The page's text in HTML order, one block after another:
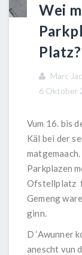
Wei
Platz?
Marc
6 Oktober
Vum 16. bis
Käl bei der
Parkplazen
Ofstellplatz
Gemeng
ginn.
D ‘Awunner
anescht vun